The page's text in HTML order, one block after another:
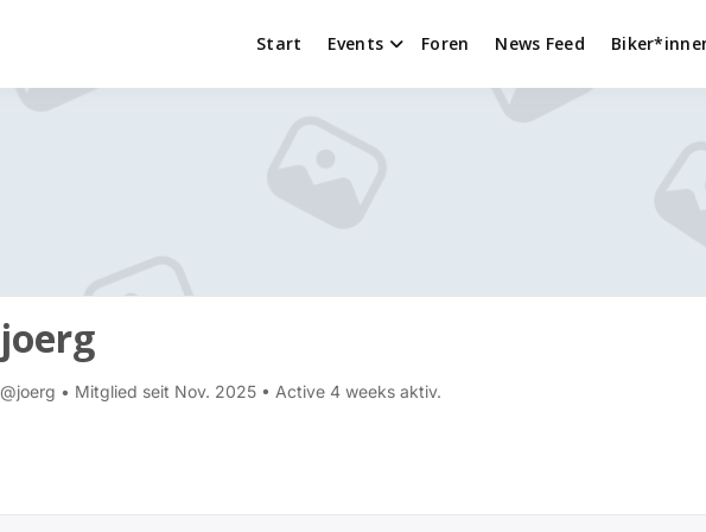
Start Events Foren News Feed
joerg
@joerg • Mitglied seit Nov. 2025 • Active 4 weeks aktiv.